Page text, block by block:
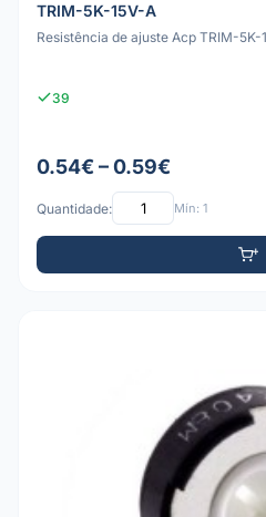
TRIM-5K-15V-A
Resistência de ajuste Acp TRIM-5K-
39
0.54€ – 0.59€
Quantidade: Mín: 1